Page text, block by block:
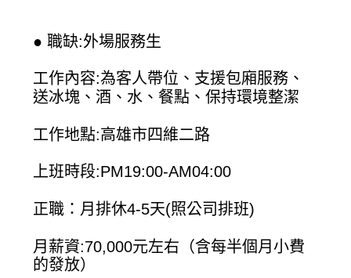
● 職缺:外場服務生
工作內容:為客人帶位、支援包廂服務、
送冰塊、酒、水、餐點、保持環境整潔
工作地點:高雄市四維二路
上班時段:PM19:00-AM04:00
正職：月排休4-5天(照公司排班)
月薪資:70,000元左右（含每半個月小費
的發放）